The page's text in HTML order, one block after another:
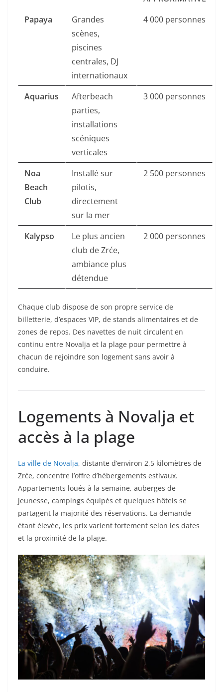
Papaya
Grandes
scènes,
piscines
centrales, DJ
internationaux
4 000 personnes
Aquarius
Afterbeach
parties,
installations
scéniques
verticales
3 000 personnes
Noa
Beach
Club
Installé sur
pilotis,
directement
sur la mer
2 500 personnes
Kalypso
Le plus ancien
club de Zrće,
ambiance plus
détendue
2 000 personnes
Chaque club dispose de son propre service de
billetterie, d’espaces VIP, de stands alimentaires et de
zones de repos. Des navettes de nuit circulent en
continu entre Novalja et la plage pour permettre à
chacun de rejoindre son logement sans avoir à
conduire.
Logements à Novalja et
accès à la plage
La ville de Novalja, distante d’environ 2,5 kilomètres de
Zrće, concentre l’offre d’hébergements estivaux.
Appartements loués à la semaine, auberges de
jeunesse, campings équipés et quelques hôtels se
partagent la majorité des réservations. La demande
étant élevée, les prix varient fortement selon les dates
et la proximité de la plage.